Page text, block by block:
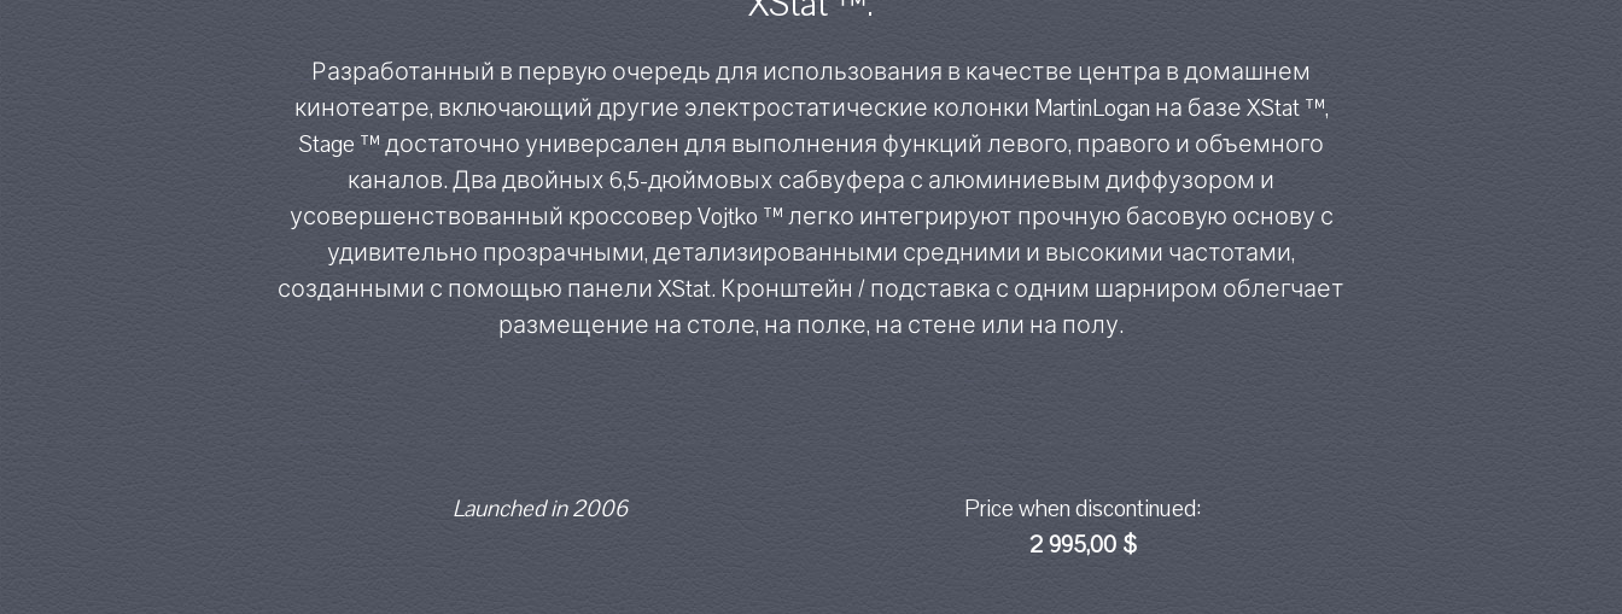
Разработанный в первую очередь для использования в качестве центра в домашнем
кинотеатре, включающий другие электростатические колонки MartinLogan на базе XStat ™,
Stage ™ достаточно универсален для выполнения функций левого, правого и объемного
каналов. Два двойных 6,5-дюймовых сабвуфера с алюминиевым диффузором и
усовершенствованный кроссовер Vojtko ™ легко интегрируют прочную басовую основу с
удивительно прозрачными, детализированными средними и высокими частотами,
созданными с помощью панели XStat. Кронштейн / подставка с одним шарниром облегчает
размещение на столе, на полке, на стене или на полу.
Launched in 2006
Price when discontinued:
2 995,00 $